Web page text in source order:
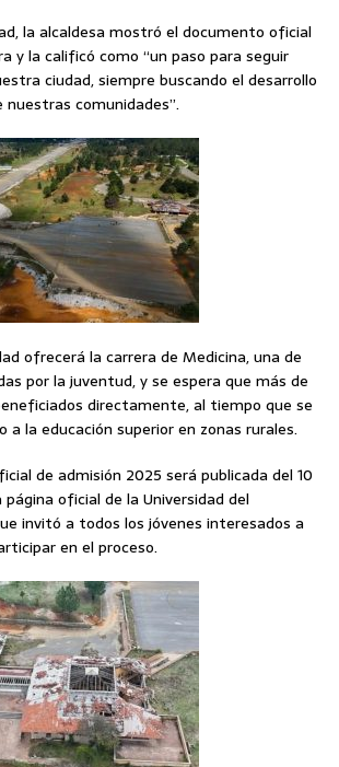
la alcaldesa mostró el documento oficial
y la calificó como “un paso para seguir
ciudad, siempre buscando el desarrollo
nuestras comunidades”.
ofrecerá la carrera de Medicina, una de
por la juventud, y se espera que más de
directamente, al tiempo que se
a la educación superior en zonas rurales.
de admisión 2025 será publicada del 10
oficial de la Universidad del
invitó a todos los jóvenes interesados a
en el proceso.